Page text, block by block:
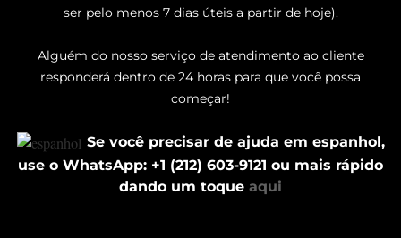
ser pelo menos 7 dias úteis a partir de hoje).
Alguém do nosso serviço de atendimento ao cliente
responderá dentro de 24 horas para que você possa
começar!
Se você precisar de ajuda em espanhol,
use o WhatsApp: +1 (212) 603-9121 ou mais rápido
dando um toque aqui